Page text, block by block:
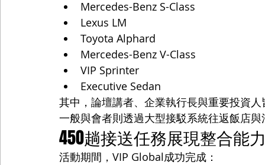
Mercedes-Benz S-Class
Lexus LM
Toyota Alphard
Mercedes-Benz V-Class
VIP Sprinter
Executive Sedan
其中，論壇講者、企業執行長與重要投資
一般與會者則透過大型接駁系統往返飯店
450趟接送任務展現整合能
活動期間，VIP Global成功完成：